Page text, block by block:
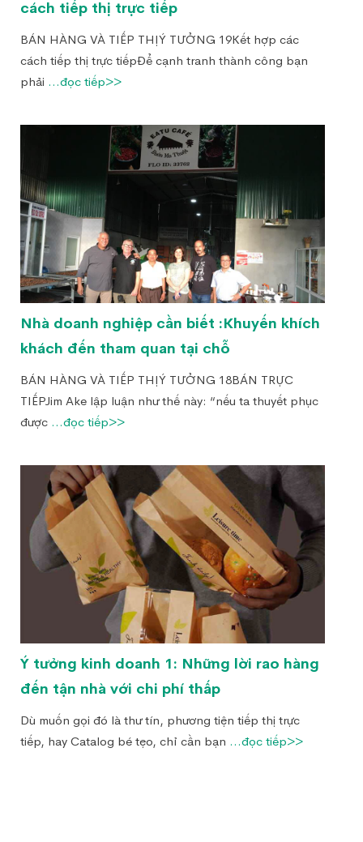
cách tiếp thị trực tiếp
BÁN HÀNG VÀ TIẾP THỊÝ TƯỞNG 19Kết hợp các
cách tiếp thị trực tiếpĐể cạnh tranh thành công bạn
phải ...đọc tiếp>>
Nhà doanh nghiệp cần biết :Khuyến khích
khách đến tham quan tại chỗ
BÁN HÀNG VÀ TIẾP THỊÝ TƯỞNG 18BÁN TRỰC
TIẾPJim Ake lập luận như thế này: “nếu ta thuyết phục
được ...đọc tiếp>>
Ý tưởng kinh doanh 1: Những lời rao hàng
đến tận nhà với chi phí thấp
Dù muốn gọi đó là thư tín, phương tiện tiếp thị trực
tiếp, hay Catalog bé tẹo, chỉ cần bạn ...đọc tiếp>>